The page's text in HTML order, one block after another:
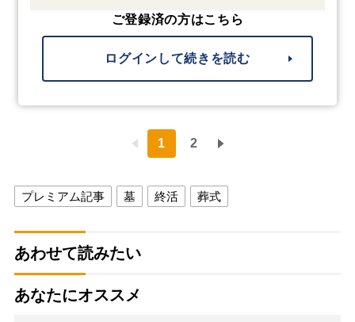
ご登録済の方はこちら
ログインして続きを読む
1 2
プレミアム記事 墓 終活 葬式
あわせて読みたい
あなたにオススメ